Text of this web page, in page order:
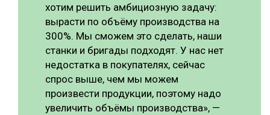
хотим решить амбициозную задачу:
вырасти по объёму производства на
300%. Мы сможем это сделать, наши
станки и бригады подходят. У нас нет
недостатка в покупателях, сейчас
спрос выше, чем мы можем
произвести продукции, поэтому надо
увеличить объёмы производства», —